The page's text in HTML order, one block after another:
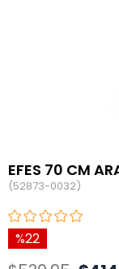
EFES 70 CM
(52873-0032)
22